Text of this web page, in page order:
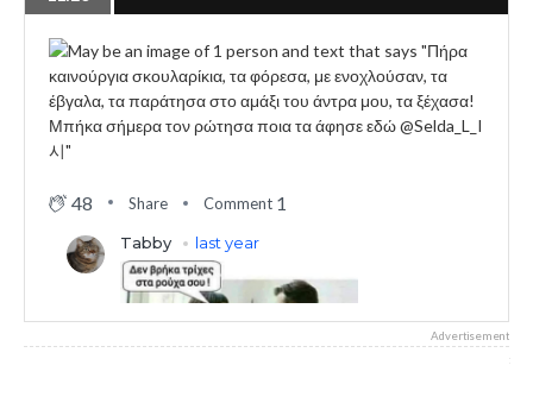
48 Share Comment 1
Advertisement